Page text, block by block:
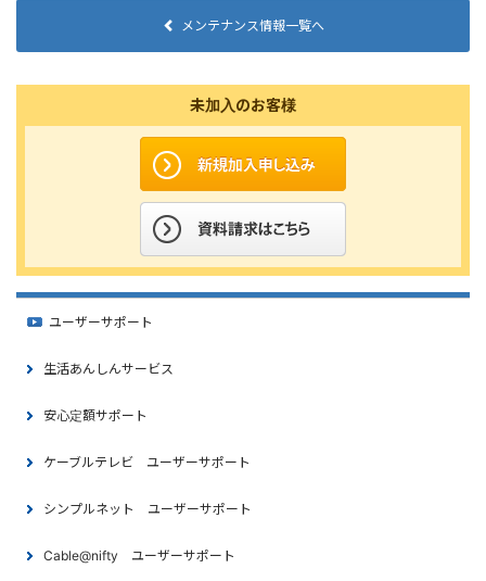
メンテナンス情報一覧へ
未加入のお客様
ユーザーサポート
生活あんしんサービス
安心定額サポート
ケーブルテレビ ユーザーサポート
シンプルネット ユーザーサポート
Cable@nifty ユーザーサポート